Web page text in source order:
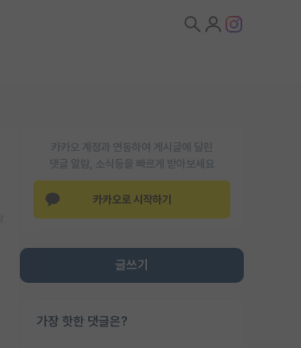
카카오 계정과 연동하여 게시글에 달린
댓글 알람, 소식등을 빠르게 받아보세요
카카오로 시작하기
글쓰기
가장 핫한 댓글은?